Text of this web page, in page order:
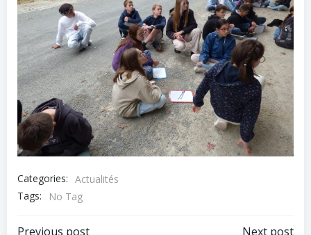
Categories: Actualités
Tags:
No Tag
Previous post Next post